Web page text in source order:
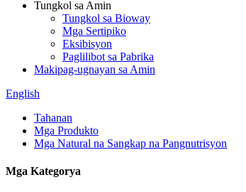
Tungkol sa Amin
Tungkol sa Bioway
Mga Sertipiko
Eksibisyon
Paglilibot sa Pabrika
Makipag-ugnayan sa Amin
English
Tahanan
Mga Produkto
Mga Natural na Sangkap na Pangnutrisyon
Mga Kategorya